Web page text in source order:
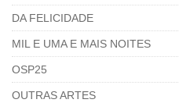
DA FELICIDADE
MIL E UMA E MAIS NOITES
OSP25
OUTRAS ARTES